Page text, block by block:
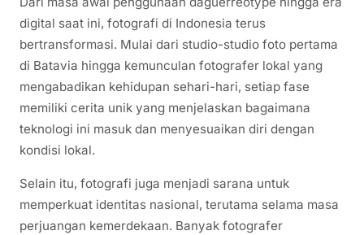
digital saat ini, fotografi di Indonesia terus
bertransformasi. Mulai dari studio-studio foto pertama
di Batavia hingga kemunculan fotografer lokal yang
mengabadikan kehidupan sehari-hari, setiap fase
memiliki cerita unik yang menjelaskan bagaimana
teknologi ini masuk dan menyesuaikan diri dengan
kondisi lokal.
Selain itu, fotografi juga menjadi sarana untuk
memperkuat identitas nasional, terutama selama masa
perjuangan kemerdekaan. Banyak fotografer